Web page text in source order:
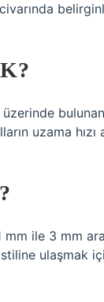
uzama hızı
ile 3 mm
ulaşmak